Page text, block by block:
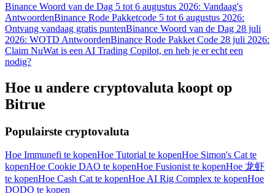
Binance Woord van de Dag 5 tot 6 augustus 2026: Vandaag's
AntwoordenBinance Rode Pakketcode 5 tot 6 augustus 2026:
Ontvang vandaag gratis puntenBinance Woord van de Dag 28 juli
2026: WOTD AntwoordenBinance Rode Pakket Code 28 juli 2026:
Claim NuWat is een AI Trading Copilot, en heb je er echt een
nodig?
Hoe u andere cryptovaluta koopt op
Bitrue
Populairste cryptovaluta
Hoe Immunefi te kopenHoe Tutorial te kopenHoe Simon's Cat te
kopenHoe Cookie DAO te kopenHoe Fusionist te kopenHoe 龙虾
te kopenHoe Cash Cat te kopenHoe AI Rig Complex te kopenHoe
DODO te kopen